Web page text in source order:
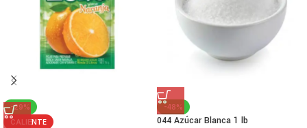
-29%
CALIENTE
-48%
044 Azúcar Blanca 1 lb